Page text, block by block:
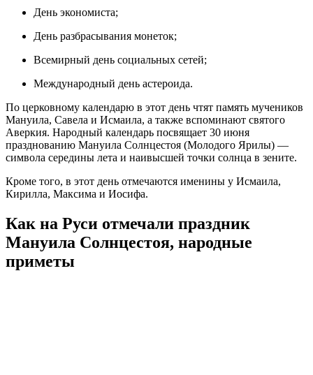
День экономиста;
День разбрасывания монеток;
Всемирный день социальных сетей;
Международный день астероида.
По церковному календарю в этот день чтят память мучеников
Мануила, Савела и Исмаила, а также вспоминают святого
Аверкия. Народный календарь посвящает 30 июня
празднованию Мануила Солнцестоя (Молодого Ярилы) —
символа середины лета и наивысшей точки солнца в зените.
Кроме того, в этот день отмечаются именины у Исмаила,
Кирилла, Максима и Иосифа.
Как на Руси отмечали праздник
Мануила Солнцестоя, народные
приметы